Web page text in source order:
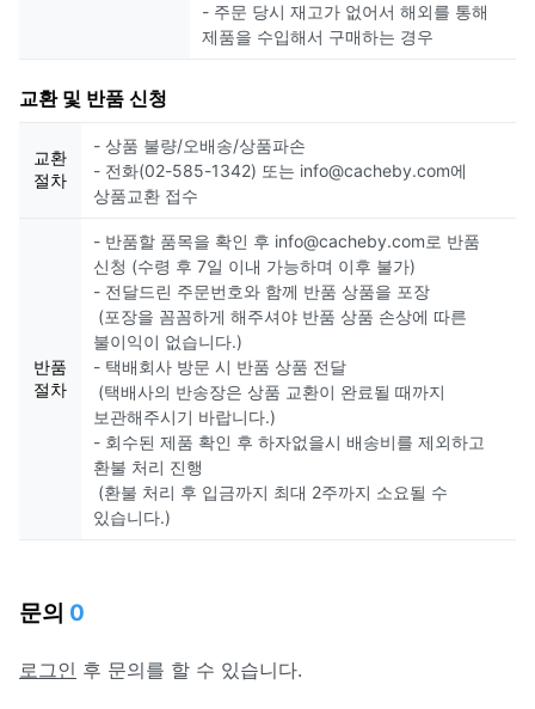
- 주문 당시 재고가 없어서 해외를 통해
제품을 수입해서 구매하는 경우
교환 및 반품 신청
교환
절차
- 상품 불량/오배송/상품파손
- 전화(02-585-1342) 또는 info@cacheby.com에
상품교환 접수
반품
절차
- 반품할 품목을 확인 후 info@cacheby.com로 반품
신청 (수령 후 7일 이내 가능하며 이후 불가)
- 전달드린 주문번호와 함께 반품 상품을 포장
(포장을 꼼꼼하게 해주셔야 반품 상품 손상에 따른
불이익이 없습니다.)
- 택배회사 방문 시 반품 상품 전달
(택배사의 반송장은 상품 교환이 완료될 때까지
보관해주시기 바랍니다.)
- 회수된 제품 확인 후 하자없을시 배송비를 제외하고
환불 처리 진행
(환불 처리 후 입금까지 최대 2주까지 소요될 수
있습니다.)
문의 0
로그인 후 문의를 할 수 있습니다.